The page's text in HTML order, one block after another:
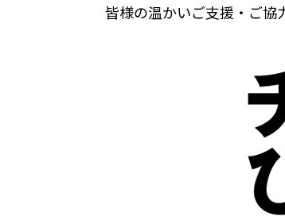
皆様の温かいご支援・ご協